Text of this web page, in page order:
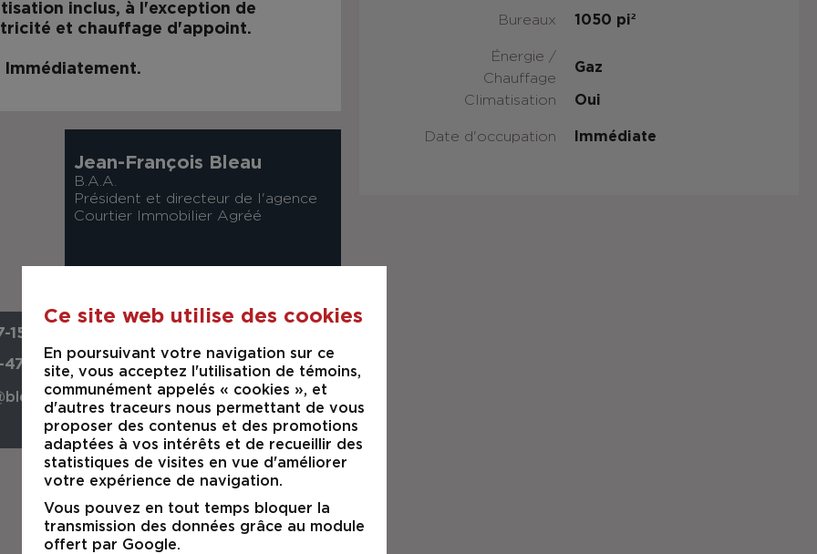
Bureaux 1050 pi²
Énergie /
Chauffage
Gaz
Climatisation Oui
Date d'occupation Immédiate
inclus, à l'exception de
et chauffage d'appoint.
Immédiatement.
Jean-François Bleau
B.A.A.
Président et directeur de l'agence
Courtier Immobilier Agréé
Ce site web utilise des cookies
En poursuivant votre navigation sur ce
site, vous acceptez l'utilisation de témoins,
communément appelés « cookies », et
d'autres traceurs nous permettant de vous
proposer des contenus et des promotions
adaptées à vos intérêts et de recueillir des
statistiques de visites en vue d'améliorer
votre expérience de navigation.
Vous pouvez en tout temps bloquer la
transmission des données grâce au module
offert par Google.